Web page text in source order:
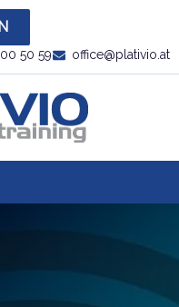
company/
50 59 office@plativio.at
Link zu